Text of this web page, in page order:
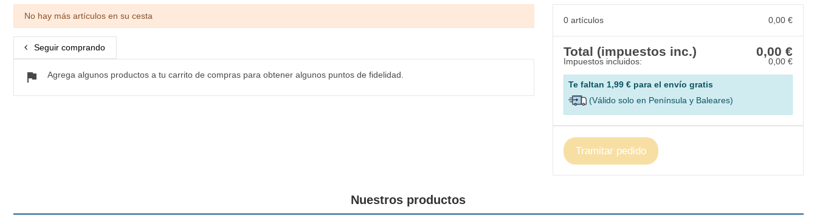
No hay más artículos en su cesta
Seguir comprando
flag Agrega algunos productos a tu carrito de compras para obtener algunos puntos de fidelidad.
0 artículos 0,00 €
Total (impuestos inc.) 0,00 €
Impuestos incluidos: 0,00 €
Te faltan 1,99 € para el envío gratis
(Válido solo en Península y Baleares)
Tramitar pedido
Nuestros productos